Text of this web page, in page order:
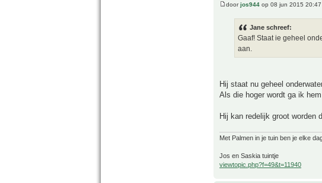
doorjos944 op 08 jun 2015 20:47
Jane schreef:
Gaaf! Staat ie geheel
aan.
Hij staat nu geheel
Als die hoger wordt ga ik
Hij kan redelijk groot worden
Met Palmen in je tuin ben je elke
Jos en Saskia tuintje
viewtopic.php?f=49&t=11940